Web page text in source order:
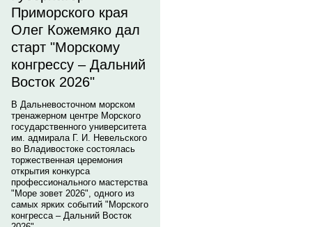
Приморского края
Олег Кожемяко дал
старт "Морскому
конгрессу – Дальний
Восток 2026"
В Дальневосточном морском
тренажерном центре Морского
государственного университета
им. адмирала Г. И. Невельского
во Владивостоке состоялась
торжественная церемония
открытия конкурса
профессионального мастерства
"Море зовет 2026", одного из
самых ярких событий "Морского
конгресса – Дальний Восток